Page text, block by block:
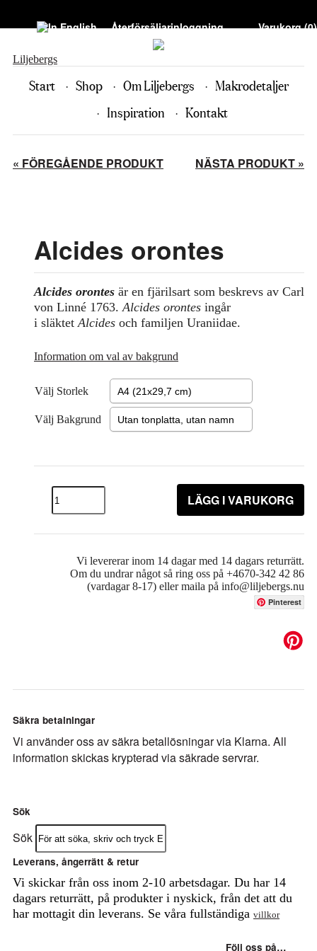
Återförsäljarinloggning Varukorg (0)
Liljebergs
Start Shop Om Liljebergs
Makrodetaljer
Inspiration
Kontakt
« FÖREGÅENDE PRODUKT NÄSTA PRODUKT »
Alcides orontes
Alcides orontes är en fjärilsart som beskrevs av Carl
von Linné 1763.Alcides orontes ingår
i släktetAlcides och familjen Uraniidae.
Information om val av bakgrund
Välj Storlek
Välj Bakgrund
LÄGG I VARUKORG
Vi levererar inom 14 dagar med 14 dagars returrätt.
Om du undrar något så ring oss på +4670-342 42 86
(vardagar 8-17) eller maila på info@liljebergs.nu
Pinterest
Säkra betalningar
Vi använder oss av säkra betallösningar via Klarna. All
information skickas krypterad via säkrade servrar.
Sök
Sök
Leverans, ångerrätt & retur
Vi skickar från oss inom 2-10 arbetsdagar. Du har 14
dagars returrätt, på produkter i nyskick, från det att du
har mottagit din leverans. Se våra fullständiga villkor
Följ oss på…